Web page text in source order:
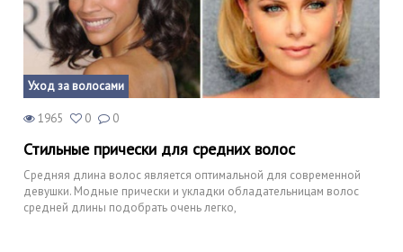
Уход за волосами
1965 0 0
Стильные прически для средних волос
Средняя длина волос является оптимальной для современной
девушки. Модные прически и укладки обладательницам волос
средней длины подобрать очень легко,